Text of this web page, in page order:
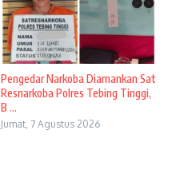
Pengedar Narkoba Diamankan Sat
Resnarkoba Polres Tebing Tinggi,
B ...
Jumat, 7 Agustus 2026